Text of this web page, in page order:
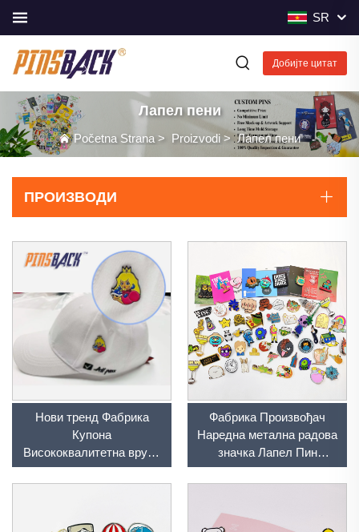
SR
Добијте цитат
Лапел пени
Početna Strana> Proizvodi >Лапел пени
ПРОИЗВОДИ
Нови тренд Фабрика
Купона
Висококвалитетна врућа
продаја Емамелна пин
Значка Достављач
Емамелна Тврда
Фабрика Произвођач
Наредна метална радова
значка Лапел Пин
Поставник Наредна
дизајн тврди меки